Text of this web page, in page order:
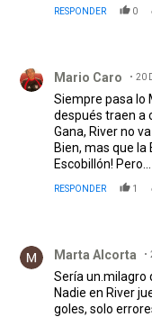
RESPONDER 0
Mario Caro 20
Siempre pasa lo
después traen a
Gana, River no
Bien, mas que la
Escobillón!
RESPONDER 1
Marta Alcorta
Sería un.milagro
Nadie en River
goles, solo